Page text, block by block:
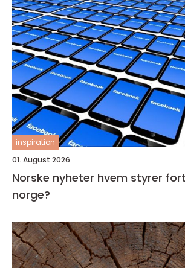
inspiration
01. August 2026
Norske nyheter hvem styrer fortellingen om
norge?